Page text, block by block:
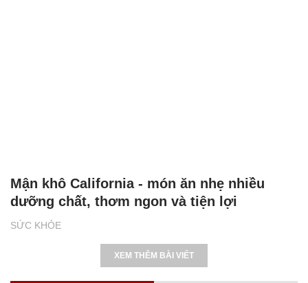
SỨC KHỎE
Mận khô California - món ăn nhẹ nhiều
dưỡng chất, thơm ngon và tiện lợi
XEM THÊM BÀI VIẾT